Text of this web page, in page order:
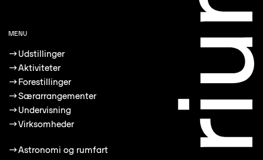
MENU
→Udstillinger
→Aktiviteter
→Forestillinger
→Særarrangementer
→Undervisning
→Virksomheder
→Astronomi og rumfart